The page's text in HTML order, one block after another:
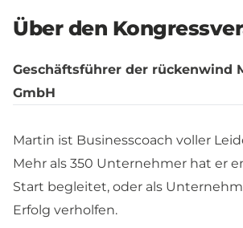
Über den
Geschäftsführer der rückenwind
GmbH
Martin ist Businesscoach voller
Mehr als 350 Unternehmer hat er
Start begleitet, oder als
Erfolg verholfen.